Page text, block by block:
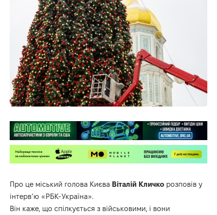
Про це міський голова Києва Віталій Кличко розповів у
інтервʼю «РБК-Україна».
Він каже, що спілкується з військовими, і вони